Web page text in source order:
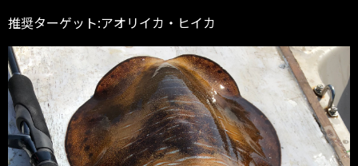
推奨ターゲット:アオリイカ・ヒイカ